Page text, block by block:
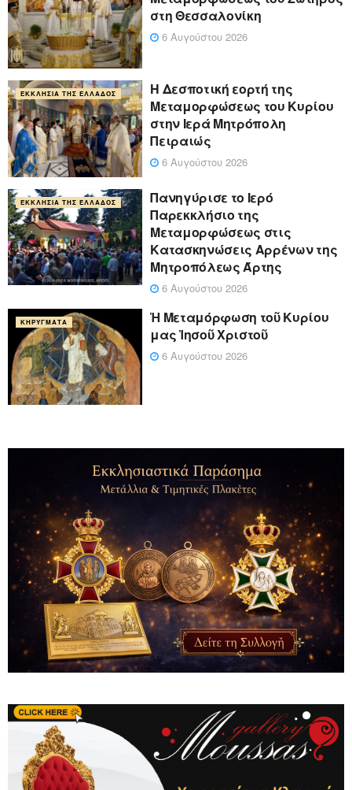
στη Θεσσαλονίκη
6 Αυγούστου 2026
ΕΚΚΛΗΣΊΑ ΤΗΣ ΕΛΛΆΔΟΣ
Η Δεσποτική εορτή της
Μεταμορφώσεως του Κυρίου
στην Ιερά Μητρόπολη
Πειραιώς
6 Αυγούστου 2026
ΕΚΚΛΗΣΊΑ ΤΗΣ ΕΛΛΆΔΟΣ
Πανηγύρισε το Ιερό
Παρεκκλήσιο της
Μεταμορφώσεως στις
Κατασκηνώσεις Αρρένων της
Μητροπόλεως Άρτης
6 Αυγούστου 2026
ΚΗΡΎΓΜΑΤΑ
Ἡ Μεταμόρφωση τοῦ Κυρίου
μας Ἰησοῦ Χριστοῦ
6 Αυγούστου 2026